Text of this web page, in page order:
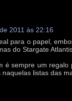
2011 às 22:16
para o papel,
do Stargate
é sempre um
listas das